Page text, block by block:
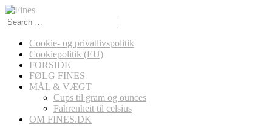
Search
for:
Cookie- og privatlivspolitik
Cookiepolitik (EU)
FORSIDE
FØLG FINES
MÅL & VÆGT
Cups til gram og ounces
Fahrenheit til celsius
OM FINES.DK